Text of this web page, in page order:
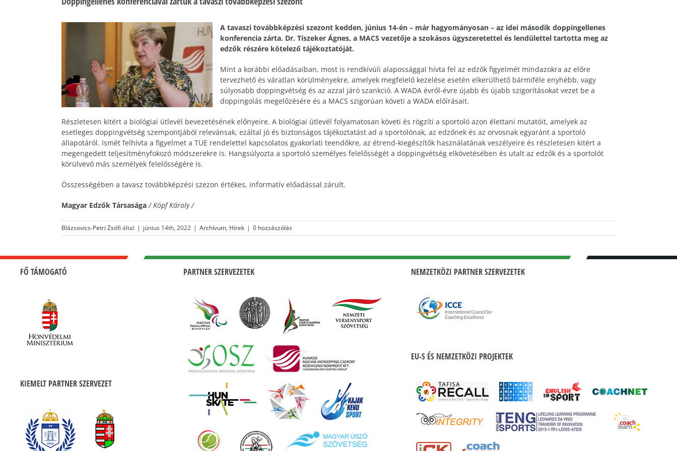
A tavaszi továbbképzési szezont kedden, június 14-én – már hagyományosan – az idei második doppingellenes
konferencia zárta. Dr. Tiszeker Ágnes, a MACS vezetője a szokásos ügyszeretettel és lendülettel tartotta meg az
edzők részére kötelező tájékoztatóját.
Mint a korábbi előadásaiban, most is rendkívüli alapossággal hívta fel az edzők figyelmét mindazokra az előre
tervezhető és váratlan körülményekre, amelyek megfelelő kezelése esetén elkerülhető bármiféle enyhébb, vagy
súlyosabb doppingvétség és az azzal járó szankció. A WADA évről-évre újabb és újabb szigorításokat vezet be a
doppingolás megelőzésére és a MACS szigorúan követi a WADA előírásait.
Részletesen kitért a biológiai útlevél bevezetésének előnyeire. A biológiai útlevél folyamatosan követi és rögzíti a sportoló azon élettani mutatóit, amelyek az
esetleges doppingvétség szempontjából relevánsak, ezáltal jó és biztonságos tájékoztatást ad a sportolónak, az edzőnek és az orvosnak egyaránt a sportoló
állapotáról. Ismét felhívta a figyelmet a TUE rendelettel kapcsolatos gyakorlati teendőkre, az étrend-kiegészítők használatának veszélyeire és részletesen kitért a
megengedett teljesítményfokozó módszerekre is. Hangsúlyozta a sportoló személyes felelősségét a doppingvétség elkövetésében és utalt az edzők és a sportolót
körülvevő más személyek felelősségére is.
Összességében a tavasz továbbképzési szezon értékes, informatív előadással zárult.
Magyar Edzők Társasága / Köpf Károly /
Blázsovics-Petri Zsófi által | június 14th, 2022 | Archívum, Hírek | 0 hozzászólás
FŐ TÁMOGATÓ
KIEMELT PARTNER SZERVEZET
PARTNER SZERVEZETEK NEMZETKÖZI PARTNER SZERVEZETEK
EU-S ÉS NEMZETKÖZI PROJEKTEK